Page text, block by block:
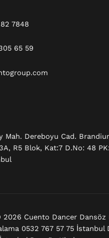
7848
65 59
Mah. Dereboyu Cad.
R5 Blok, Kat:7 D.No: 48
2026 Cuento Dancer Dansöz
0532 767 57 75 İstanbul